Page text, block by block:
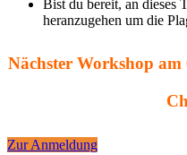
Bist du bereit, an dieses
heranzugehen um die
Nächster Workshop am
Zur Anmeldung